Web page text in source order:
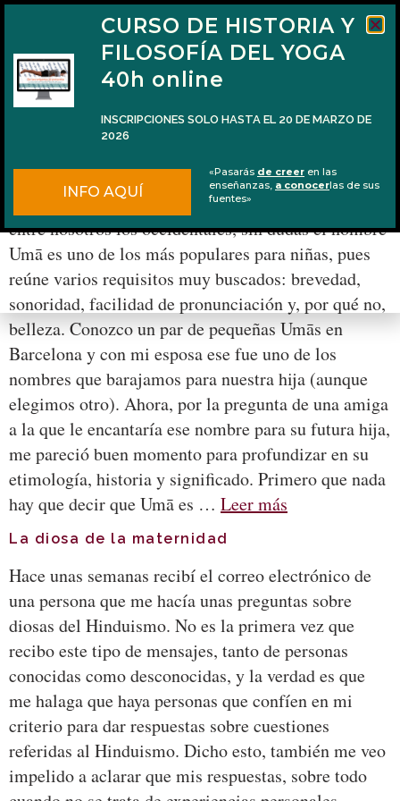
El significado del nombre Umā
Si poner nombres sánscritos a los hijos está en boga
entre nosotros los occidentales, sin dudas el nombre
Umā es uno de los más populares para niñas, pues
reúne varios requisitos muy buscados: brevedad,
sonoridad, facilidad de pronunciación y, por qué no,
belleza. Conozco un par de pequeñas Umās en
Barcelona y con mi esposa ese fue uno de los
nombres que barajamos para nuestra hija (aunque
elegimos otro). Ahora, por la pregunta de una amiga
a la que le encantaría ese nombre para su futura hija,
me pareció buen momento para profundizar en su
etimología, historia y significado. Primero que nada
hay que decir que Umā es … Leer más
La diosa de la maternidad
Hace unas semanas recibí el correo electrónico de
una persona que me hacía unas preguntas sobre
diosas del Hinduismo. No es la primera vez que
recibo este tipo de mensajes, tanto de personas
conocidas como desconocidas, y la verdad es que
me halaga que haya personas que confíen en mi
criterio para dar respuestas sobre cuestiones
referidas al Hinduismo. Dicho esto, también me veo
impelido a aclarar que mis respuestas, sobre todo
CURSO DE HISTORIA Y
FILOSOFÍA DEL YOGA
40h online
INSCRIPCIONES SOLO HASTA EL 20 DE MARZO DE
2026
INFO AQUÍ
«Pasarás de creer en las
enseñanzas, a conocerlas de sus
fuentes»